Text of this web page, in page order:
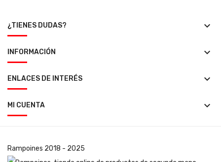
¿TIENES DUDAS? keyboard_arrow_down
INFORMACIÓN keyboard_arrow_down
ENLACES DE INTERÉS keyboard_arrow_down
MI CUENTA keyboard_arrow_down
Rampoines 2018 - 2025